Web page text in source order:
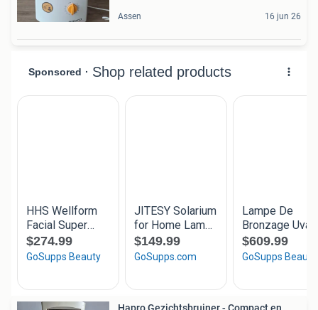
Assen 16 jun 26